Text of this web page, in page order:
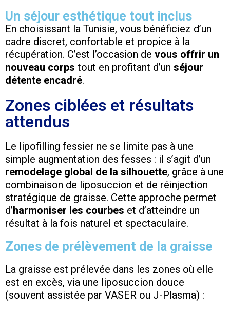
Un séjour esthétique tout inclus
En choisissant la Tunisie, vous bénéficiez d’un
cadre discret, confortable et propice à la
récupération. C’est l’occasion de vous offrir un
nouveau corps tout en profitant d’un séjour
détente encadré.
Zones ciblées et résultats
attendus
Le lipofilling fessier ne se limite pas à une
simple augmentation des fesses : il s’agit d’un
remodelage global de la silhouette, grâce à une
combinaison de liposuccion et de réinjection
stratégique de graisse. Cette approche permet
d’harmoniser les courbes et d’atteindre un
résultat à la fois naturel et spectaculaire.
Zones de prélèvement de la graisse
La graisse est prélevée dans les zones où elle
est en excès, via une liposuccion douce
(souvent assistée par VASER ou J-Plasma) :